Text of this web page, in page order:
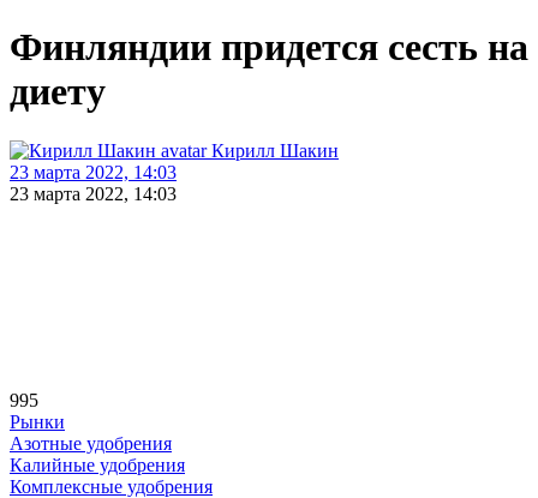
Финляндии придется сесть на
диету
Кирилл Шакин
23 марта 2022, 14:03
23 марта 2022, 14:03
995
Рынки
Азотные удобрения
Калийные удобрения
Комплексные удобрения